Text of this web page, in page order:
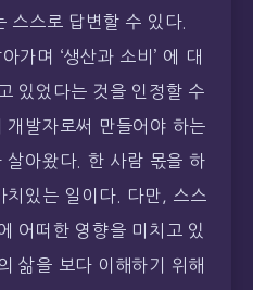
스스로 답변할 수 있다.
가며 ‘생산과 소비’ 에 대
있었다는 것을 인정할 수
발자로써 만들어야 하는
살아왔다. 한 사람 몫을 하
치있는 일이다. 다만, 스스
어떠한 영향을 미치고 있
삶을 보다 이해하기 위해